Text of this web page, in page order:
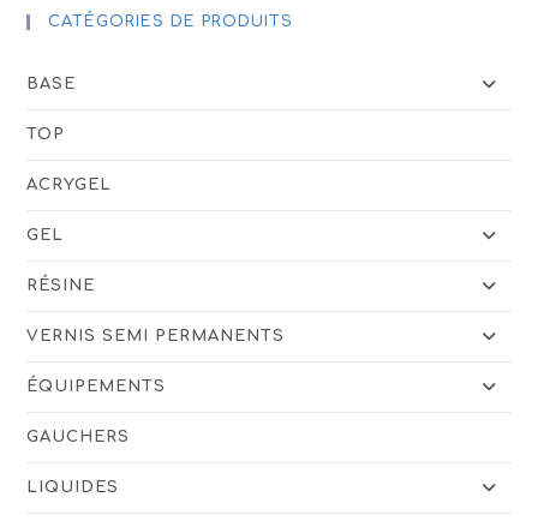
CATÉGORIES DE PRODUITS
BASE
TOP
ACRYGEL
GEL
RÉSINE
VERNIS SEMI PERMANENTS
ÉQUIPEMENTS
GAUCHERS
LIQUIDES